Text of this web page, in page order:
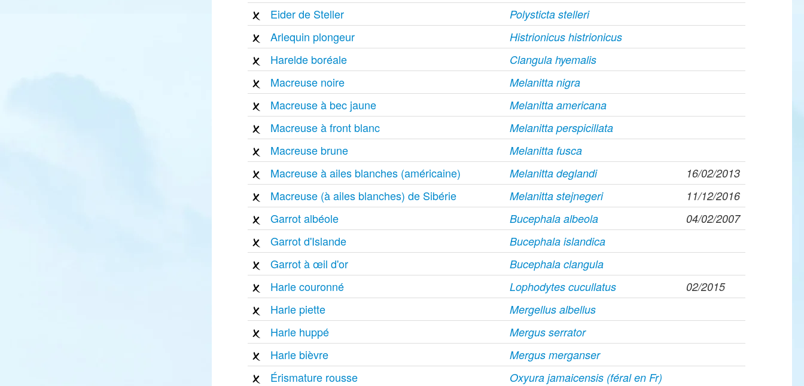
Eider de Steller Polysticta stelleri
Arlequin plongeur Histrionicus histrionicus
Harelde boréale Clangula hyemalis
Macreuse noire Melanitta nigra
Macreuse à bec jaune Melanitta americana
Macreuse à front blanc Melanitta perspicillata
Macreuse brune Melanitta fusca
Macreuse à ailes blanches (américaine) Melanitta deglandi 16/02/2013
Macreuse (à ailes blanches) de Sibérie Melanitta stejnegeri 11/12/2016
Garrot albéole Bucephala albeola 04/02/2007
Garrot d'Islande Bucephala islandica
Garrot à œil d'or Bucephala clangula
Harle couronné Lophodytes cucullatus 02/2015
Harle piette Mergellus albellus
Harle huppé Mergus serrator
Harle bièvre Mergus merganser
Érismature rousse Oxyura jamaicensis (féral en Fr)